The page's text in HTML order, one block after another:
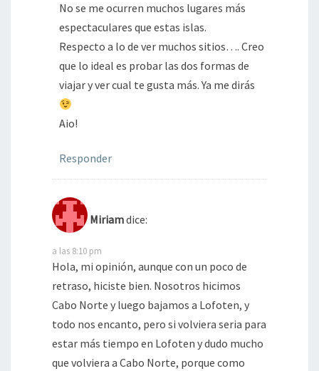
No se me ocurren muchos lugares más
espectaculares que estas islas.
Respecto a lo de ver muchos sitios…. Creo
que lo ideal es probar las dos formas de
viajar y ver cual te gusta más. Ya me dirás
Aio!
Responder
Miriamdice:
a las 8:10 pm
Hola, mi opinión, aunque con un poco de
retraso, hiciste bien. Nosotros hicimos
Cabo Norte y luego bajamos a Lofoten, y
todo nos encanto, pero si volviera seria para
estar más tiempo en Lofoten y dudo mucho
que volviera a Cabo Norte, porque como